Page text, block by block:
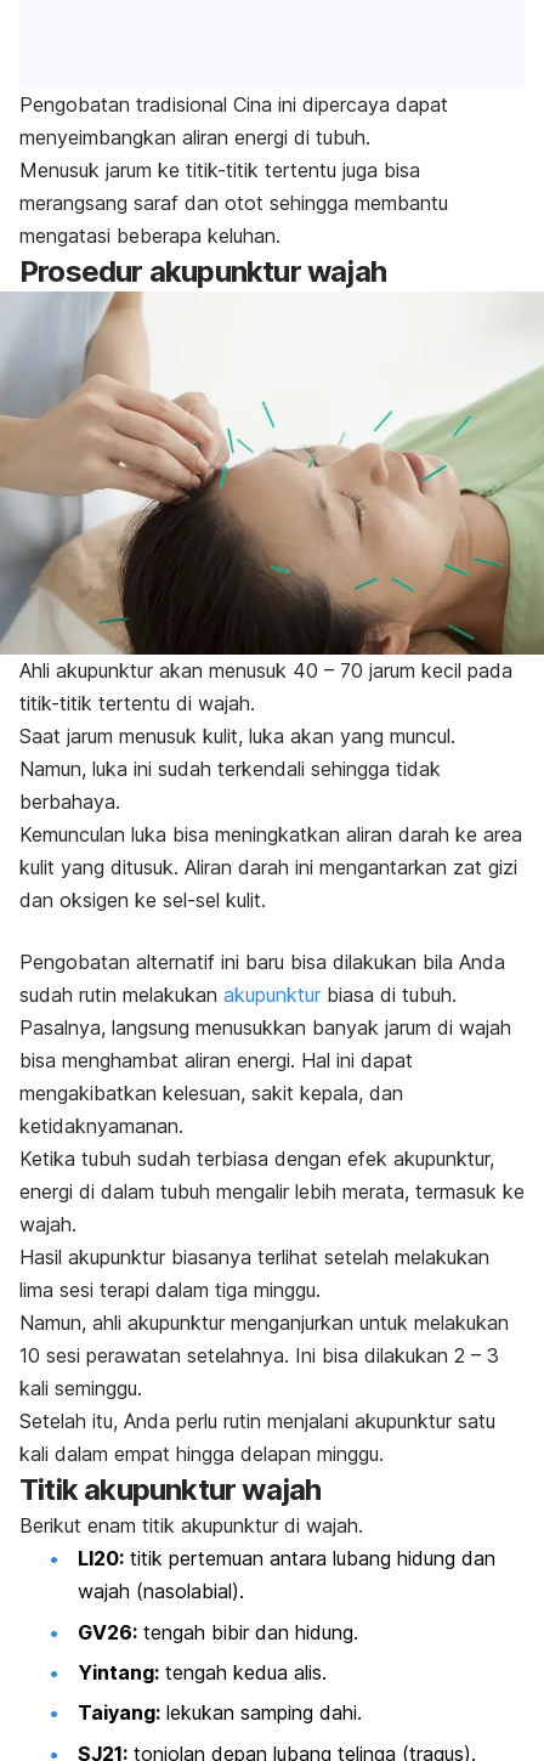
Pengobatan tradisional Cina ini dipercaya dapat
menyeimbangkan aliran energi di tubuh.
Menusuk jarum ke titik-titik tertentu juga bisa
merangsang saraf dan otot sehingga membantu
mengatasi beberapa keluhan.
Prosedur akupunktur wajah
Ahli akupunktur akan menusuk 40 – 70 jarum kecil pada
titik-titik tertentu di wajah.
Saat jarum menusuk kulit, luka akan yang muncul.
Namun, luka ini sudah terkendali sehingga tidak
berbahaya.
Kemunculan luka bisa meningkatkan aliran darah ke area
kulit yang ditusuk. Aliran darah ini mengantarkan zat gizi
dan oksigen ke sel-sel kulit.
Pengobatan alternatif ini baru bisa dilakukan bila Anda
sudah rutin melakukan akupunktur biasa di tubuh.
Pasalnya, langsung menusukkan banyak jarum di wajah
bisa menghambat aliran energi. Hal ini dapat
mengakibatkan kelesuan, sakit kepala, dan
ketidaknyamanan.
Ketika tubuh sudah terbiasa dengan efek akupunktur,
energi di dalam tubuh mengalir lebih merata, termasuk ke
wajah.
Hasil akupunktur biasanya terlihat setelah melakukan
lima sesi terapi dalam tiga minggu.
Namun, ahli akupunktur menganjurkan untuk melakukan
10 sesi perawatan setelahnya. Ini bisa dilakukan 2 – 3
kali seminggu.
Setelah itu, Anda perlu rutin menjalani akupunktur satu
kali dalam empat hingga delapan minggu.
Titik akupunktur wajah
Berikut enam titik akupunktur di wajah.
LI20: titik pertemuan antara lubang hidung dan
wajah (nasolabial).
GV26: tengah bibir dan hidung.
Yintang: tengah kedua alis.
Taiyang: lekukan samping dahi.
SJ21: tonjolan depan lubang telinga (tragus).